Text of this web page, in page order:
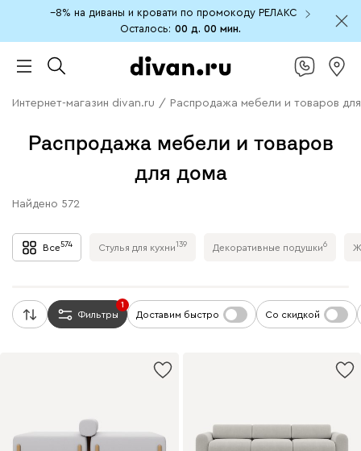
−8% на диваны и кровати по промокоду РЕЛАКС
Осталось: 00 д. 00 мин.
Интернет-магазин divan.ru / Распродажа мебели и товаров
Распродажа мебели и товаров
для дома
Найдено 572
Все574 Стулья для кухни 139 Декоративные подушки6
Фильтры
1
Доставим быстро Со скидкой